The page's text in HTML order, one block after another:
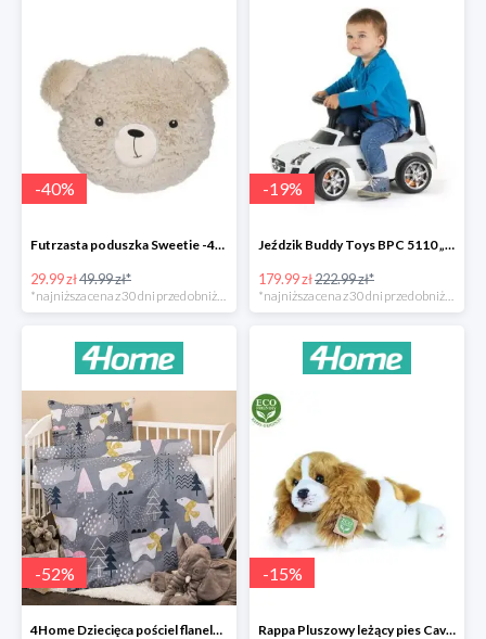
-40%
Futrzasta poduszka Sweetie -40%
29.99 zł49.99 zł*
*najniższa cena z 30 dni przed obniżką
-19%
Jeździk Buddy Toys BPC 5110 „Mercedes Benz SLS” -20%
179.99 zł222.99 zł*
*najniższa cena z 30 dni przed obniżką
-52%
4Home Dziecięca pościel flanelowa do łóżeczka Nordic Bear -52%
-15%
Rappa Pluszowy leżący pies Cavalier King Charles Spaniel -15%